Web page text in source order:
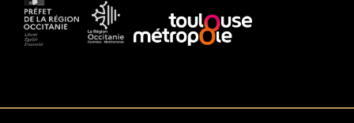
Préfet
de
La
Région
Méditerranée
Accès
au